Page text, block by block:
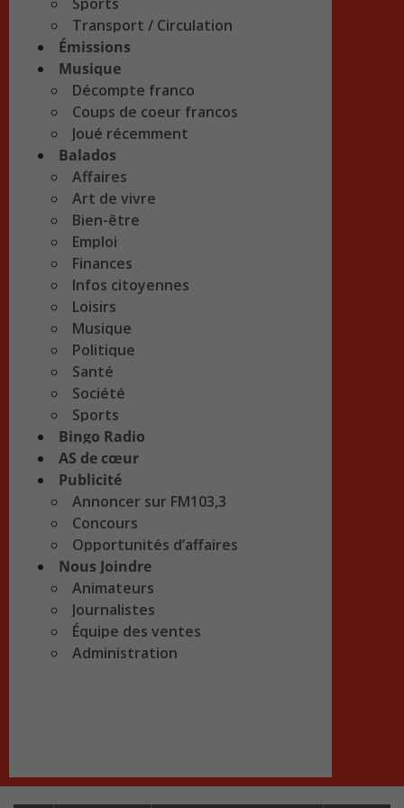
Transport / Circulation
Émissions
Musique
Décompte franco
Coups de coeur francos
Joué récemment
Balados
Affaires
Art de vivre
Bien-être
Emploi
Finances
Infos citoyennes
Loisirs
Musique
Politique
Santé
Société
Sports
Bingo Radio
AS de cœur
Publicité
Annoncer sur FM103,3
Concours
Opportunités d’affaires
Nous Joindre
Animateurs
Journalistes
Équipe des ventes
Administration